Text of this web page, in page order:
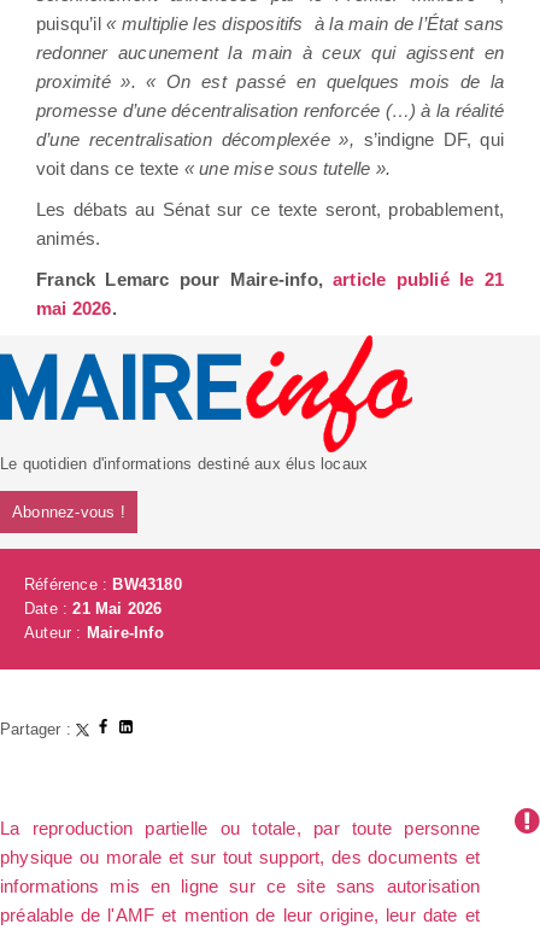
puisqu’il« multiplie les dispositifs à la main de l’État sans
redonner aucunement la main à ceux qui agissent en
proximité ». « On est passé en quelques mois de la
promesse d’une décentralisation renforcée (…) à la réalité
d’une recentralisation décomplexée », s’indigne DF, qui
voit dans ce texte « une mise sous tutelle ».
Les débats au Sénat sur ce texte seront, probablement,
animés.
Franck Lemarc pour Maire-info,article publié le 21
mai 2026.
Le quotidien d'informations destiné aux élus locaux
Abonnez-vous !
Référence : BW43180
Date :21 Mai 2026
Auteur : Maire-Info
Partager :
La reproduction partielle ou totale, par toute personne
physique ou morale et sur tout support, des documents et
informations mis en ligne sur ce site sans autorisation
préalable de l'AMF et mention de leur origine, leur date et